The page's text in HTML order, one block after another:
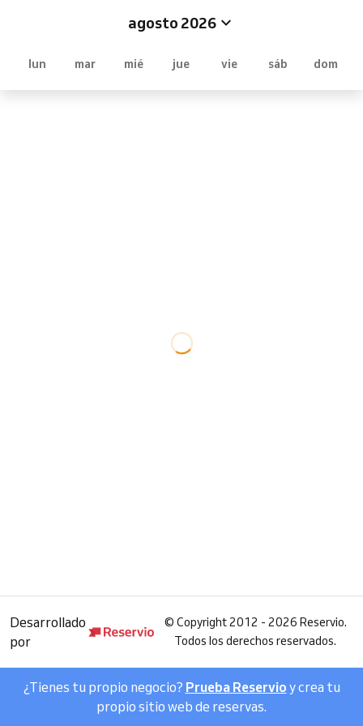
agosto 2026
lun mar mié jue vie sáb dom
Desarrollado
por
© Copyright 2012 - 2026 Reservio.
Todos los derechos reservados.
¿Tienes tu propio negocio? Prueba Reservio y crea tu
propio sitio web de reservas.